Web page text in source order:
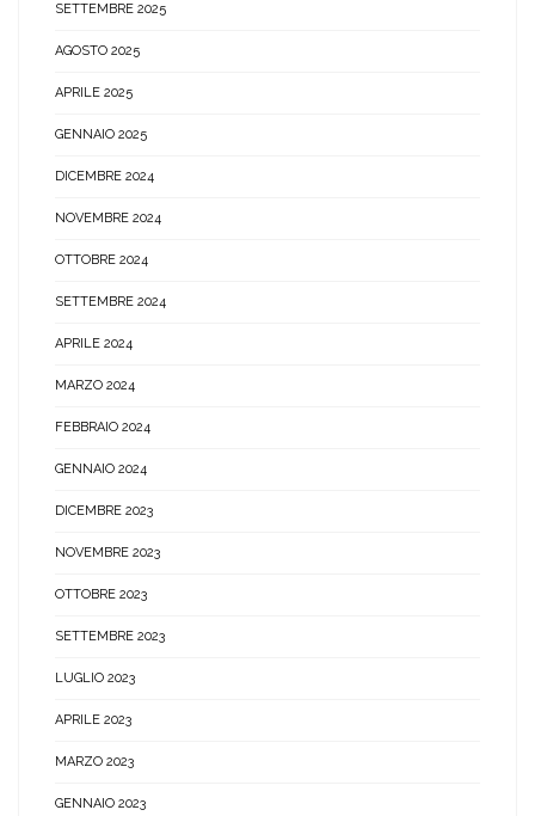
SETTEMBRE 2025
AGOSTO 2025
APRILE 2025
GENNAIO 2025
DICEMBRE 2024
NOVEMBRE 2024
OTTOBRE 2024
SETTEMBRE 2024
APRILE 2024
MARZO 2024
FEBBRAIO 2024
GENNAIO 2024
DICEMBRE 2023
NOVEMBRE 2023
OTTOBRE 2023
SETTEMBRE 2023
LUGLIO 2023
APRILE 2023
MARZO 2023
GENNAIO 2023